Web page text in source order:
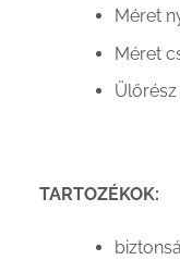
Méret
Méret
TARTOZÉKOK: